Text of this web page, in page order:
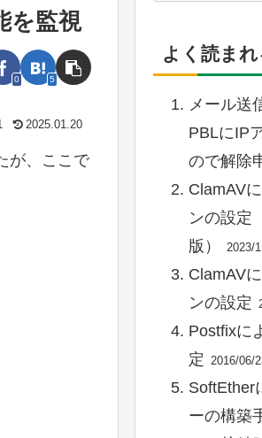
を監視
0 5
2025.01.20
が、ここで
よく読ま
メール送
PBLにIP
ので解除
ClamAV
ンの設定
版）
2023/
ClamAV
ンの設定
Postfixに
定
2016/06/
SoftEther
ーの構築